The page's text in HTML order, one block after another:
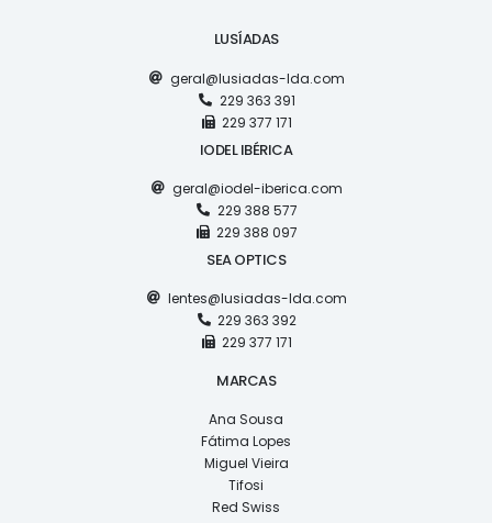
LUSÍADAS
geral@lusiadas-lda.com
229 363 391
229 377 171
IODEL IBÉRICA
geral@iodel-iberica.com
229 388 577
229 388 097
SEA OPTICS
lentes@lusiadas-lda.com
229 363 392
229 377 171
MARCAS
Ana Sousa
Fátima Lopes
Miguel Vieira
Tifosi
Red Swiss